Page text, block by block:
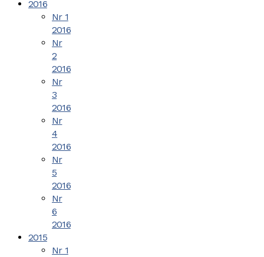
2016
Nr 1
2016
Nr
2
2016
Nr
3
2016
Nr
4
2016
Nr
5
2016
Nr
6
2016
2015
Nr 1